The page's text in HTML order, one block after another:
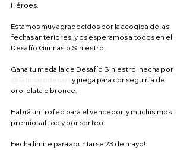
Héroes.
Estamos muy agradecidos por la acogida de las
fechas anteriores, y os esperamos a todos en el
Desafío Gimnasio Siniestro.
Gana tu medalla de Desafío Siniestro, hecha por
@fatimarodenart y juega para conseguir la de
oro, plata o bronce.
Habrá un trofeo para el vencedor, y muchísimos
premios al top y por sorteo.
Fecha límite para apuntarse 23 de mayo!